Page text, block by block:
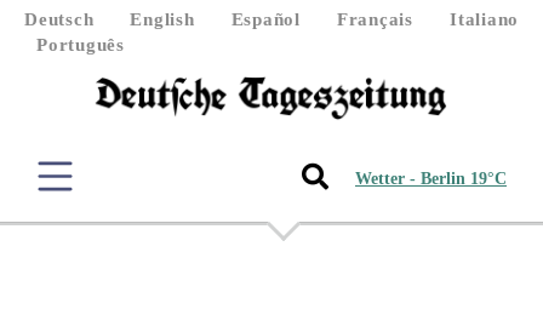
Deutsch English Español Français
Italiano
Português
Wetter - Berlin 19°C